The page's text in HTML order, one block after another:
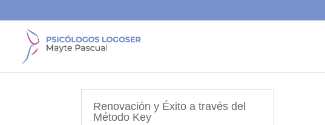
Renovación y Éxito a través del
Método Key